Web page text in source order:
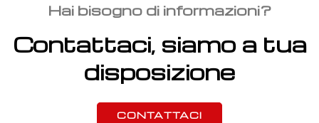
Hai bisogno di informazioni?
Contattaci, siamo a tua
disposizione
CONTATTACI